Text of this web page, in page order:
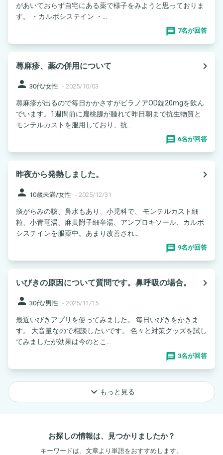
があいておらず自宅にある薬で様子をみようと思っておりま
す。 ・カルボシステイン ・...
7名が回答
蕁麻疹、薬の併用について
navigate_next
person 30代/女性 - 2025/10/03
蕁麻疹が出るので毎日かかさすがビラノアOD錠20mgを飲ん
でいます。1週間前に扁桃腺が腫れて昨日朝まで抗生物質と
モンテルカストを服用しており、抗...
6名が回答
昨夜から発熱しました。
navigate_next
person 10歳未満/女性 - 2025/12/31
痰がらみの咳、鼻水もあり、小児科で、 モンテルカスト細
粒、小青竜湯、麻黄附子細辛湯、アンブロキソール、カルボ
システインを服薬中。あまり改善され...
9名が回答
いびきの原因について質問です。鼻呼吸の場合。
navigate_next
person 30代/男性 - 2025/11/15
最近いびきアプリを使ってみました。 毎日いびきをかきま
す。 大音量なので相談したいです。 色々と対策グッズを試し
てみましたが効果は今のとこ...
3名が回答
keyboard_arrow_down もっと見る
お探しの情報は、見つかりましたか？
キーワードは、文章より単語をおすすめします。